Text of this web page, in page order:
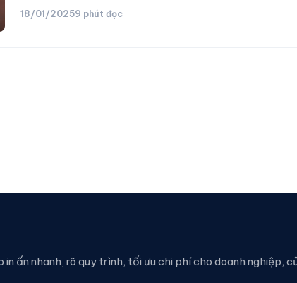
18/01/20259 phút đọc
in ấn nhanh, rõ quy trình, tối ưu chi phí cho doanh nghiệp,